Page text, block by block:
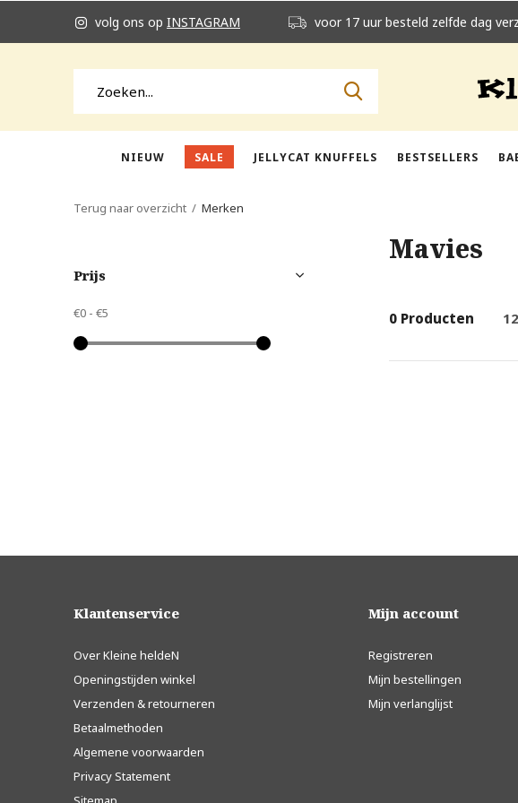
NIEUW SALE JELLYCAT KNUFFELS BESTSELLERS
volg ons op INSTAGRAM voor 17 uur besteld zelfde dag
Terug naar overzicht Merken
Mavies
0 Producten
Prijs
€0 - €5
Klantenservice
Over Kleine heldeN
Openingstijden winkel
Verzenden & retourneren
Betaalmethoden
Algemene voorwaarden
Privacy Statement
Mijn account
Registreren
Mijn bestellingen
Mijn verlanglijst